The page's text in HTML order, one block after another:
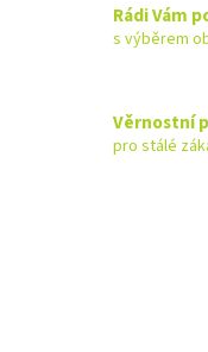
Rádi Vám
s výběrem
Věrnostní
pro stálé